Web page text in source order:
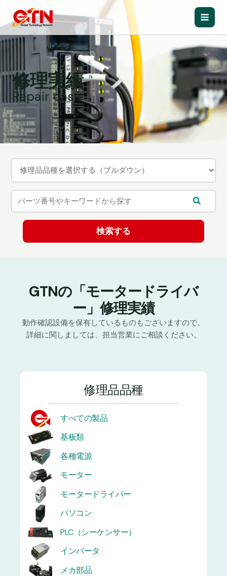
ス
プ
Main
修理実績
Repair case
GTNの「モータードライバ
ー」修理実績
動作確認設備を保有しているものもございますので、
詳細に関しましては、担当営業にご相談ください。
修理品品種
すべての製品
基板類
各種電源
モーター
モータードライバー
パソコン
PLC（シーケンサー）
インバータ
メカ部品